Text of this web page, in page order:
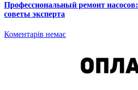
Профессиональный ремонт насосов:
советы эксперта
Коментарів немає